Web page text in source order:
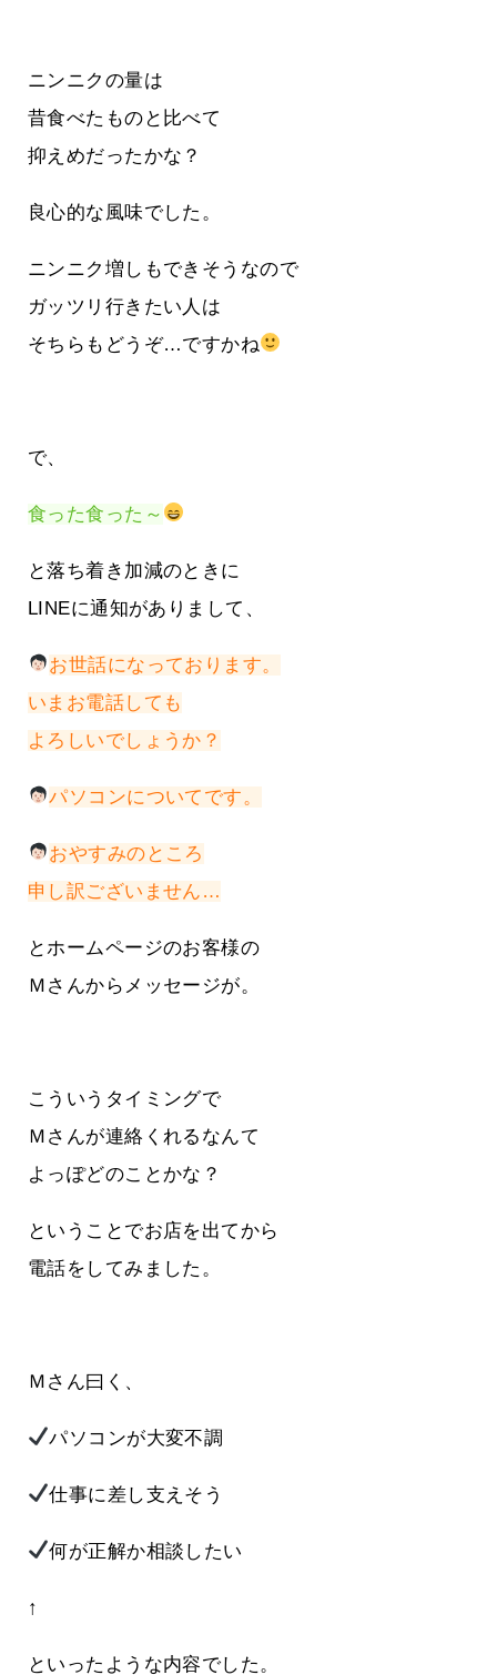
ニンニクの量は
昔食べたものと比べて
抑えめだったかな？
良心的な風味でした。
ニンニク増しもできそうなので
ガッツリ行きたい人は
そちらもどうぞ…ですかね
で、
食った食った～
と落ち着き加減のときに
LINEに通知がありまして、
お世話になっております。
いまお電話しても
よろしいでしょうか？
パソコンについてです。
おやすみのところ
申し訳ございません…
とホームページのお客様の
Ｍさんからメッセージが。
こういうタイミングで
Ｍさんが連絡くれるなんて
よっぽどのことかな？
ということでお店を出てから
電話をしてみました。
Ｍさん曰く、
パソコンが大変不調
仕事に差し支えそう
何が正解か相談したい
↑
といったような内容でした。